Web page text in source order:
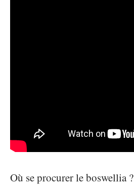
Où se procurer le boswellia ?